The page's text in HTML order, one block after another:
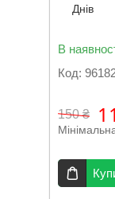
Днів
В
Код:
150 ₴